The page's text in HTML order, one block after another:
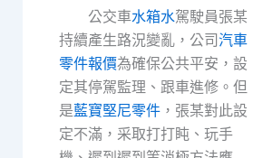
公交車水箱水駕駛員張某
持續產生路況變亂，公司汽車
零件報價為確保公共平安，設
定其停駕監理、跟車進修。但
是藍寶堅尼零件 ，張某對此設
定不滿，采取打打盹、玩手